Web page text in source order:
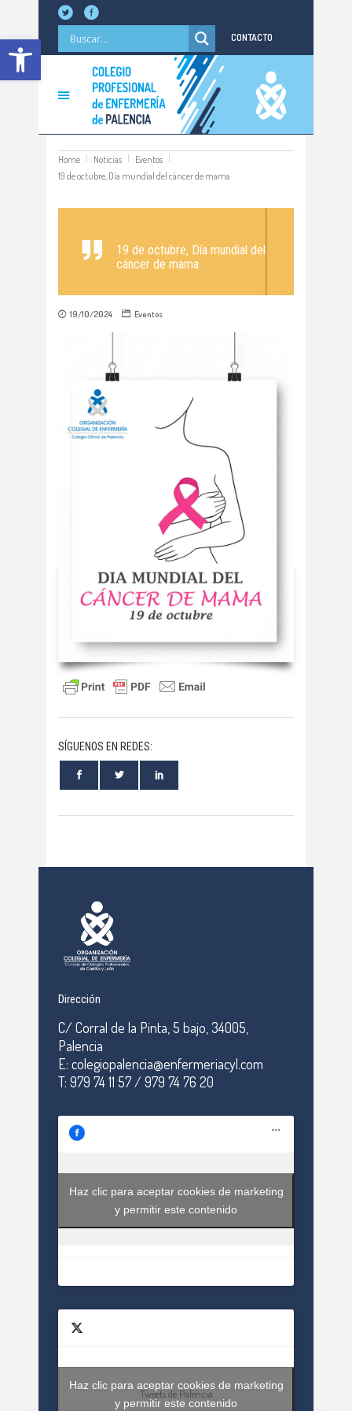
Abrir barra de herramientas CONTACTO
Home Noticias
Eventos
19 de octubre, Día mundial del cáncer de mama
19 de octubre, Día mundial del
cáncer de mama
19/10/2024 Eventos
SÍGUENOS EN REDES:
Dirección
C/ Corral de la Pinta, 5 bajo, 34005,
Palencia
E: colegiopalencia@enfermeriacyl.com
T: 979 74 11 57 / 979 74 76 20
Haz clic para aceptar cookies de marketing
y permitir este contenido
Tweets de Palencia
Haz clic para aceptar cookies de marketing
y permitir este contenido